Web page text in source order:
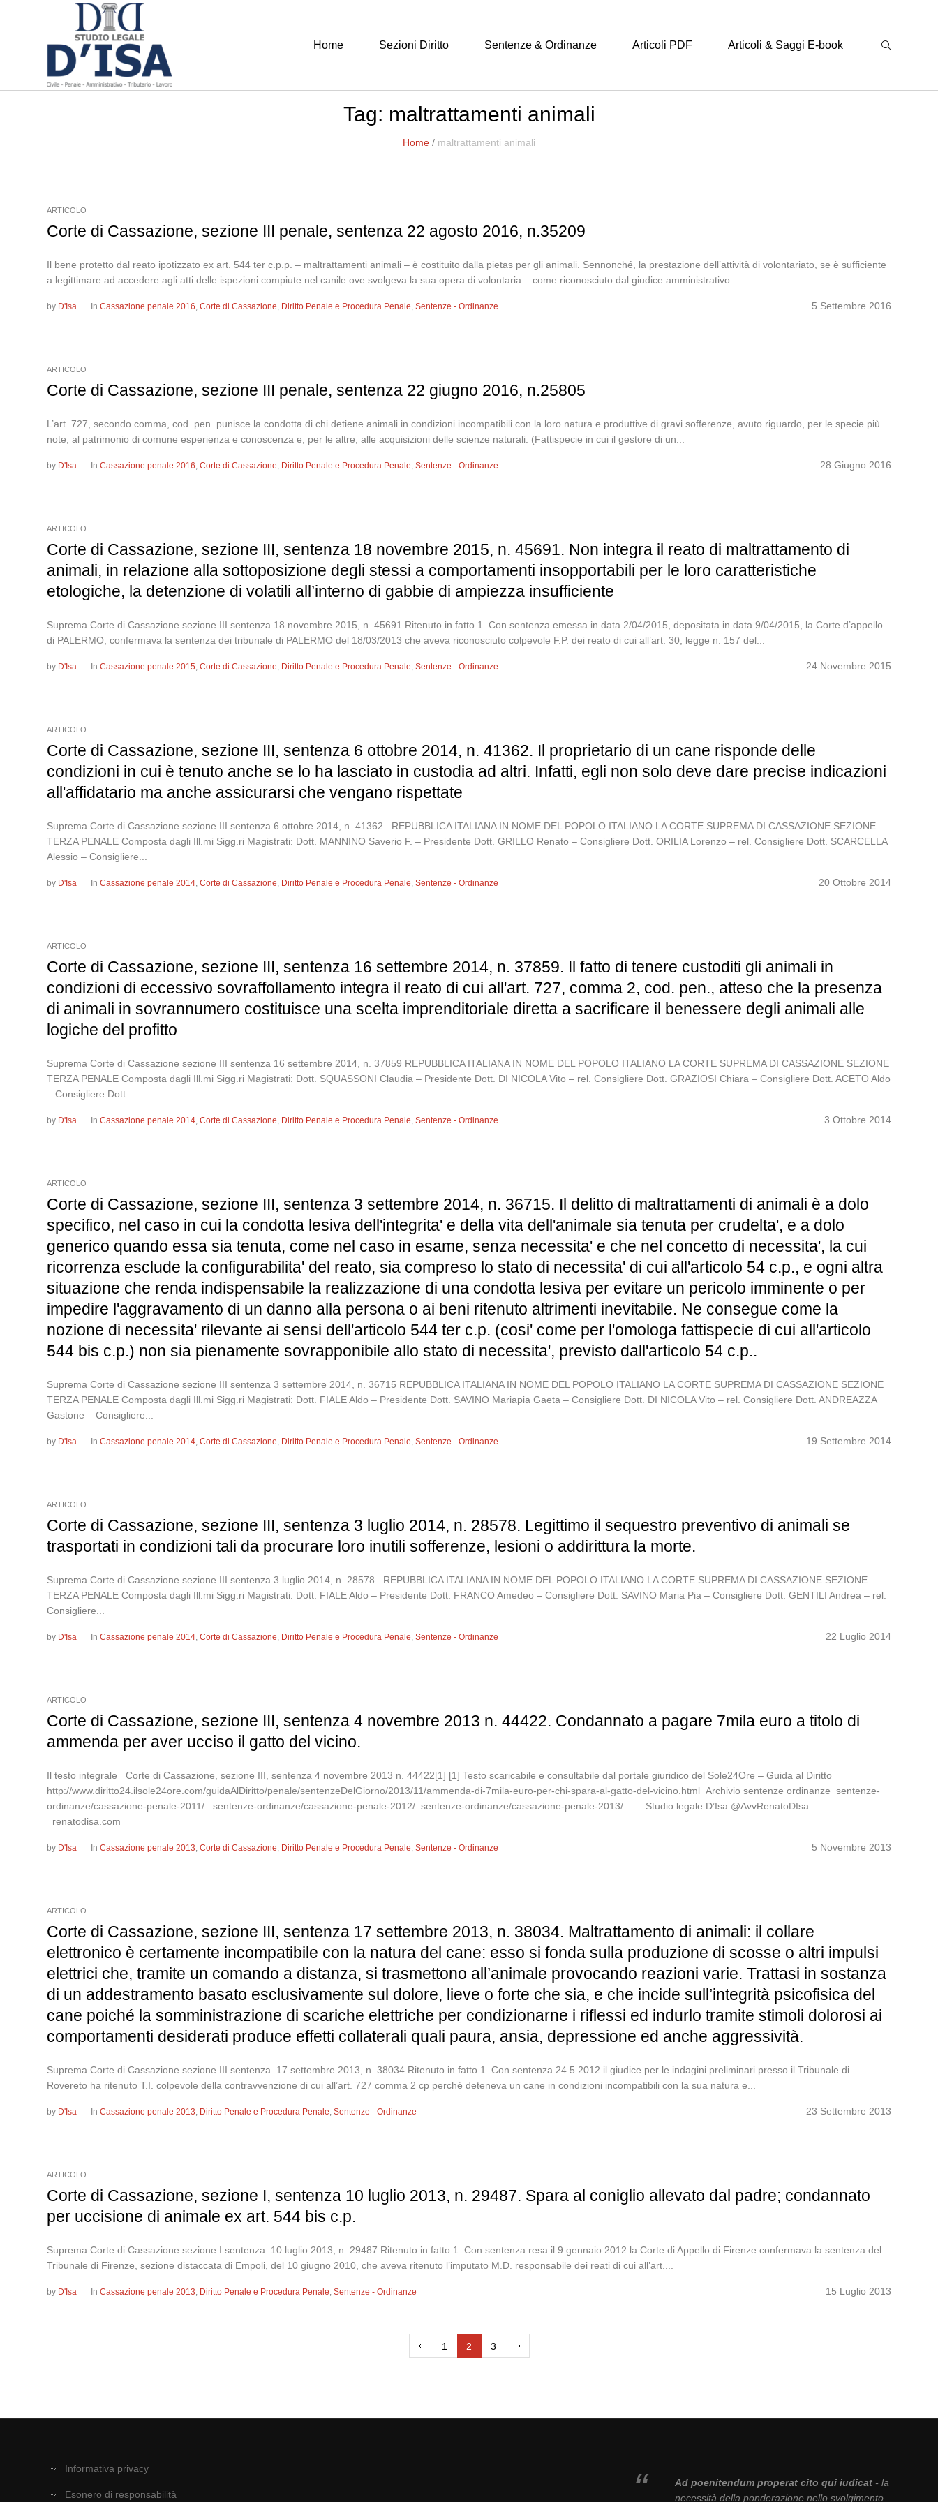
Home Sezioni Diritto Sentenze & Ordinanze Articoli PDF Articoli & Saggi E-book
Tag: maltrattamenti animali
Home / maltrattamenti animali
ARTICOLO
Corte di Cassazione, sezione III penale, sentenza 22 agosto 2016, n.35209
Il bene protetto dal reato ipotizzato ex art. 544 ter c.p.p. – maltrattamenti animali – è costituito dalla pietas per gli animali. Sennonché, la prestazione dell’attività di volontariato, se è sufficiente
a legittimare ad accedere agli atti delle ispezioni compiute nel canile ove svolgeva la sua opera di volontaria – come riconosciuto dal giudice amministrativo...
5 Settembre 2016
by D'Isa InCassazione penale 2016,Corte di Cassazione, Diritto Penale e Procedura Penale,Sentenze - Ordinanze
ARTICOLO
Corte di Cassazione, sezione III penale, sentenza 22 giugno 2016, n.25805
L’art. 727, secondo comma, cod. pen. punisce la condotta di chi detiene animali in condizioni incompatibili con la loro natura e produttive di gravi sofferenze, avuto riguardo, per le specie più
note, al patrimonio di comune esperienza e conoscenza e, per le altre, alle acquisizioni delle scienze naturali. (Fattispecie in cui il gestore di un...
28 Giugno 2016
by D'Isa InCassazione penale 2016,Corte di Cassazione, Diritto Penale e Procedura Penale,Sentenze - Ordinanze
ARTICOLO
Corte di Cassazione, sezione III, sentenza 18 novembre 2015, n. 45691. Non integra il reato di maltrattamento di
animali, in relazione alla sottoposizione degli stessi a comportamenti insopportabili per le loro caratteristiche
etologiche, la detenzione di volatili all’interno di gabbie di ampiezza insufficiente
Suprema Corte di Cassazione sezione III sentenza 18 novembre 2015, n. 45691 Ritenuto in fatto 1. Con sentenza emessa in data 2/04/2015, depositata in data 9/04/2015, la Corte d’appello
di PALERMO, confermava la sentenza dei tribunale di PALERMO del 18/03/2013 che aveva riconosciuto colpevole F.P. dei reato di cui all’art. 30, legge n. 157 del...
24 Novembre 2015
by D'Isa InCassazione penale 2015,Corte di Cassazione, Diritto Penale e Procedura Penale,Sentenze - Ordinanze
ARTICOLO
Corte di Cassazione, sezione III, sentenza 6 ottobre 2014, n. 41362. Il proprietario di un cane risponde delle
condizioni in cui è tenuto anche se lo ha lasciato in custodia ad altri. Infatti, egli non solo deve dare precise indicazioni
all'affidatario ma anche assicurarsi che vengano rispettate
Suprema Corte di Cassazione sezione III sentenza 6 ottobre 2014, n. 41362 REPUBBLICA ITALIANA IN NOME DEL POPOLO ITALIANO LA CORTE SUPREMA DI CASSAZIONE SEZIONE
TERZA PENALE Composta dagli Ill.mi Sigg.ri Magistrati: Dott. MANNINO Saverio F. – Presidente Dott. GRILLO Renato – Consigliere Dott. ORILIA Lorenzo – rel. Consigliere Dott. SCARCELLA
Alessio – Consigliere...
20 Ottobre 2014
by D'Isa InCassazione penale 2014,Corte di Cassazione, Diritto Penale e Procedura Penale,Sentenze - Ordinanze
ARTICOLO
Corte di Cassazione, sezione III, sentenza 16 settembre 2014, n. 37859. Il fatto di tenere custoditi gli animali in
condizioni di eccessivo sovraffollamento integra il reato di cui all'art. 727, comma 2, cod. pen., atteso che la presenza
di animali in sovrannumero costituisce una scelta imprenditoriale diretta a sacrificare il benessere degli animali alle
logiche del profitto
Suprema Corte di Cassazione sezione III sentenza 16 settembre 2014, n. 37859 REPUBBLICA ITALIANA IN NOME DEL POPOLO ITALIANO LA CORTE SUPREMA DI CASSAZIONE SEZIONE
TERZA PENALE Composta dagli Ill.mi Sigg.ri Magistrati: Dott. SQUASSONI Claudia – Presidente Dott. DI NICOLA Vito – rel. Consigliere Dott. GRAZIOSI Chiara – Consigliere Dott. ACETO Aldo
– Consigliere Dott....
3 Ottobre 2014
by D'Isa InCassazione penale 2014,Corte di Cassazione, Diritto Penale e Procedura Penale,Sentenze - Ordinanze
ARTICOLO
Corte di Cassazione, sezione III, sentenza 3 settembre 2014, n. 36715. Il delitto di maltrattamenti di animali è a dolo
specifico, nel caso in cui la condotta lesiva dell'integrita' e della vita dell'animale sia tenuta per crudelta', e a dolo
generico quando essa sia tenuta, come nel caso in esame, senza necessita' e che nel concetto di necessita', la cui
ricorrenza esclude la configurabilita' del reato, sia compreso lo stato di necessita' di cui all'articolo 54 c.p., e ogni altra
situazione che renda indispensabile la realizzazione di una condotta lesiva per evitare un pericolo imminente o per
impedire l'aggravamento di un danno alla persona o ai beni ritenuto altrimenti inevitabile. Ne consegue come la
nozione di necessita' rilevante ai sensi dell'articolo 544 ter c.p. (cosi' come per l'omologa fattispecie di cui all'articolo
544 bis c.p.) non sia pienamente sovrapponibile allo stato di necessita', previsto dall'articolo 54 c.p..
Suprema Corte di Cassazione sezione III sentenza 3 settembre 2014, n. 36715 REPUBBLICA ITALIANA IN NOME DEL POPOLO ITALIANO LA CORTE SUPREMA DI CASSAZIONE SEZIONE
TERZA PENALE Composta dagli Ill.mi Sigg.ri Magistrati: Dott. FIALE Aldo – Presidente Dott. SAVINO Mariapia Gaeta – Consigliere Dott. DI NICOLA Vito – rel. Consigliere Dott. ANDREAZZA
Gastone – Consigliere...
19 Settembre 2014
by D'Isa InCassazione penale 2014,Corte di Cassazione, Diritto Penale e Procedura Penale,Sentenze - Ordinanze
ARTICOLO
Corte di Cassazione, sezione III, sentenza 3 luglio 2014, n. 28578. Legittimo il sequestro preventivo di animali se
trasportati in condizioni tali da procurare loro inutili sofferenze, lesioni o addirittura la morte.
Suprema Corte di Cassazione sezione III sentenza 3 luglio 2014, n. 28578 REPUBBLICA ITALIANA IN NOME DEL POPOLO ITALIANO LA CORTE SUPREMA DI CASSAZIONE SEZIONE
TERZA PENALE Composta dagli Ill.mi Sigg.ri Magistrati: Dott. FIALE Aldo – Presidente Dott. FRANCO Amedeo – Consigliere Dott. SAVINO Maria Pia – Consigliere Dott. GENTILI Andrea – rel.
Consigliere...
22 Luglio 2014
by D'Isa InCassazione penale 2014,Corte di Cassazione, Diritto Penale e Procedura Penale,Sentenze - Ordinanze
ARTICOLO
Corte di Cassazione, sezione III, sentenza 4 novembre 2013 n. 44422. Condannato a pagare 7mila euro a titolo di
ammenda per aver ucciso il gatto del vicino.
Il testo integrale Corte di Cassazione, sezione III, sentenza 4 novembre 2013 n. 44422[1] [1] Testo scaricabile e consultabile dal portale giuridico del Sole24Ore – Guida al Diritto
http://www.diritto24.ilsole24ore.com/guidaAlDiritto/penale/sentenzeDelGiorno/2013/11/ammenda-di-7mila-euro-per-chi-spara-al-gatto-del-vicino.html Archivio sentenze ordinanze sentenze-
ordinanze/cassazione-penale-2011/ sentenze-ordinanze/cassazione-penale-2012/ sentenze-ordinanze/cassazione-penale-2013/ Studio legale D’Isa @AvvRenatoDIsa
renatodisa.com
5 Novembre 2013
by D'Isa InCassazione penale 2013,Corte di Cassazione, Diritto Penale e Procedura Penale,Sentenze - Ordinanze
ARTICOLO
Corte di Cassazione, sezione III, sentenza 17 settembre 2013, n. 38034. Maltrattamento di animali: il collare
elettronico è certamente incompatibile con la natura del cane: esso si fonda sulla produzione di scosse o altri impulsi
elettrici che, tramite un comando a distanza, si trasmettono all’animale provocando reazioni varie. Trattasi in sostanza
di un addestramento basato esclusivamente sul dolore, lieve o forte che sia, e che incide sull’integrità psicofisica del
cane poiché la somministrazione di scariche elettriche per condizionarne i riflessi ed indurlo tramite stimoli dolorosi ai
comportamenti desiderati produce effetti collaterali quali paura, ansia, depressione ed anche aggressività.
Suprema Corte di Cassazione sezione III sentenza 17 settembre 2013, n. 38034 Ritenuto in fatto 1. Con sentenza 24.5.2012 il giudice per le indagini preliminari presso il Tribunale di
Rovereto ha ritenuto T.I. colpevole della contravvenzione di cui all’art. 727 comma 2 cp perché deteneva un cane in condizioni incompatibili con la sua natura e...
23 Settembre 2013
by D'Isa InCassazione penale 2013, Diritto Penale e Procedura Penale,Sentenze - Ordinanze
ARTICOLO
Corte di Cassazione, sezione I, sentenza 10 luglio 2013, n. 29487. Spara al coniglio allevato dal padre; condannato
per uccisione di animale ex art. 544 bis c.p.
Suprema Corte di Cassazione sezione I sentenza 10 luglio 2013, n. 29487 Ritenuto in fatto 1. Con sentenza resa il 9 gennaio 2012 la Corte di Appello di Firenze confermava la sentenza del
Tribunale di Firenze, sezione distaccata di Empoli, del 10 giugno 2010, che aveva ritenuto l’imputato M.D. responsabile dei reati di cui all’art....
15 Luglio 2013
by D'Isa InCassazione penale 2013, Diritto Penale e Procedura Penale,Sentenze - Ordinanze
1 2 3
Informativa privacy
Esonero di responsabilità
Ad poenitendum properat cito qui iudicat- la
necessità della ponderazione nello svolgimento